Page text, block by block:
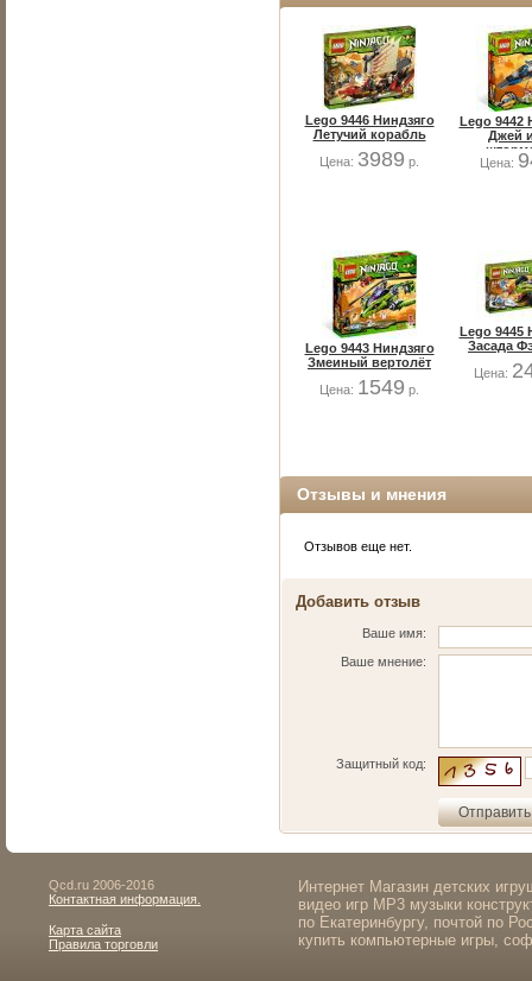
Lego 9446 Ниндзяго
Летучий корабль
Цена: 3989 р.
Lego 9442
Джей
Цена:
Lego 9443 Ниндзяго
Змеиный вертолёт
Цена: 1549 р.
Lego 9445
Засада
Цена:
Отзывы и мнения
Отзывов еще нет.
Добавить отзыв
Ваше имя:
Ваше мнение:
Защитный код:
Qcd.ru 2006-2016
Контактная информация.
Карта сайта
Правила торговли
Интернет Магазин детских
видео игр MP3 музыки
по Екатеринбургу, почтой по
купить компьютерные игры,